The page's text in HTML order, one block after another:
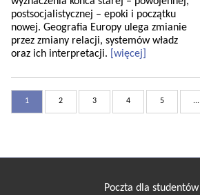
postsocjalistycznej – epoki i początku
nowej. Geografia Europy ulega zmianie
przez zmiany relacji, systemów władz
oraz ich interpretacji.
[więcej]
1 2 3 4 5 ...
Poczta dla studentów